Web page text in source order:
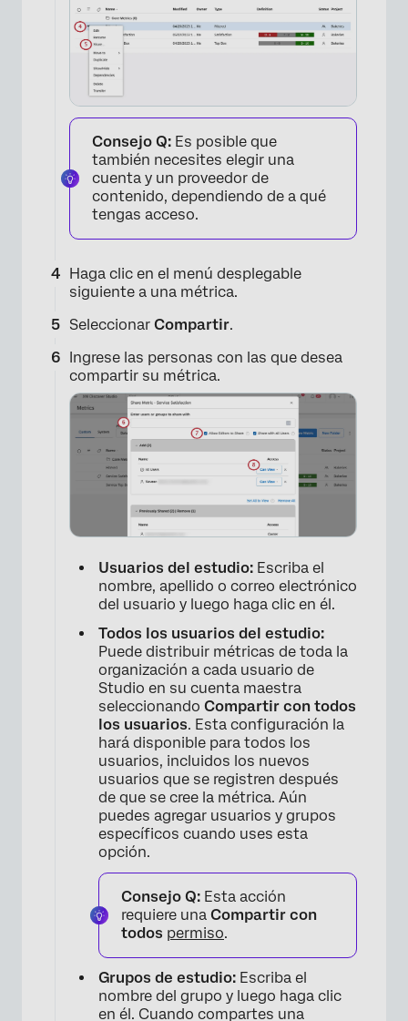
×
×
Consejo Q: Es posible que
también necesites elegir una
cuenta y un proveedor de
contenido, dependiendo de a qué
tengas acceso.
Haga clic en el menú desplegable
siguiente a una métrica.
Seleccionar Compartir.
Ingrese las personas con las que desea
compartir su métrica.
×
Usuarios del estudio: Escriba el
nombre, apellido o correo electrónico
del usuario y luego haga clic en él.
Todos los usuarios del estudio:
Puede distribuir métricas de toda la
organización a cada usuario de
Studio en su cuenta maestra
seleccionando Compartir con todos
los usuarios. Esta configuración la
hará disponible para todos los
usuarios, incluidos los nuevos
usuarios que se registren después
de que se cree la métrica. Aún
puedes agregar usuarios y grupos
específicos cuando uses esta
opción.
Consejo Q: Esta acción
requiere una Compartir con
todos permiso.
Grupos de estudio: Escriba el
nombre del grupo y luego haga clic
en él. Cuando compartes una